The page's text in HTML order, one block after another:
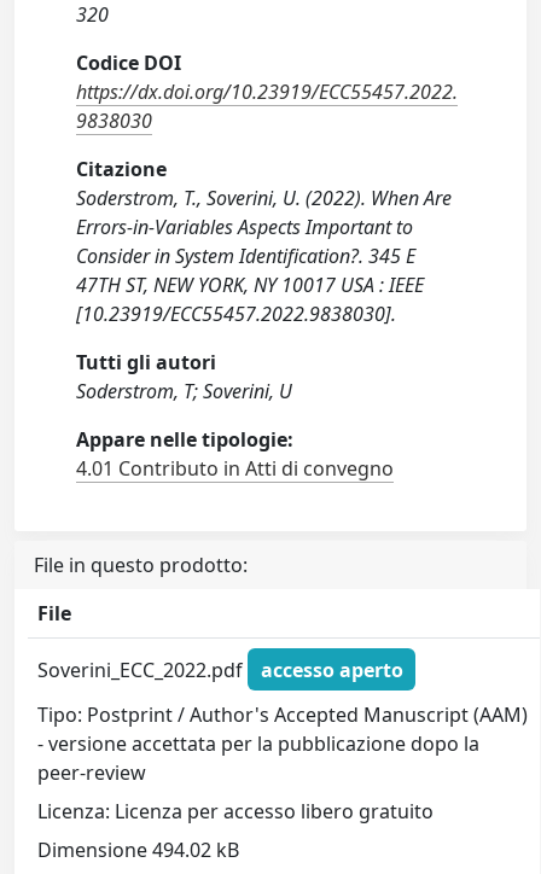
320
Codice DOI
https://dx.doi.org/10.23919/ECC55457.2022.
9838030
Citazione
Soderstrom, T., Soverini, U. (2022). When Are
Errors-in-Variables Aspects Important to
Consider in System Identification?. 345 E
47TH ST, NEW YORK, NY 10017 USA : IEEE
[10.23919/ECC55457.2022.9838030].
Tutti gli autori
Soderstrom, T; Soverini, U
Appare nelle tipologie:
4.01 Contributo in Atti di convegno
File in questo prodotto:
File
Soverini_ECC_2022.pdf
accesso aperto
Tipo: Postprint / Author's Accepted Manuscript (AAM)
- versione accettata per la pubblicazione dopo la
peer-review
Licenza: Licenza per accesso libero gratuito
Dimensione 494.02 kB